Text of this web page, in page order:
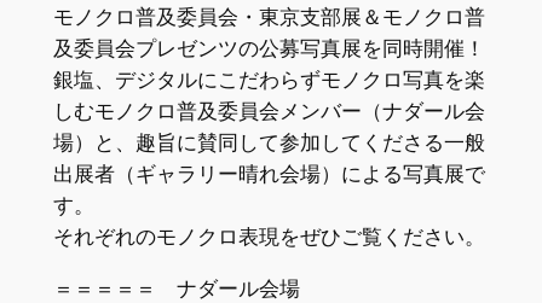
モノクロ普及委員会・東京支部展＆モノクロ普
及委員会プレゼンツの公募写真展を同時開催！
銀塩、デジタルにこだわらずモノクロ写真を楽
しむモノクロ普及委員会メンバー（ナダール会
場）と、趣旨に賛同して参加してくださる一般
出展者（ギャラリー晴れ会場）による写真展で
す。
それぞれのモノクロ表現をぜひご覧ください。
＝＝＝＝＝ ナダール会場